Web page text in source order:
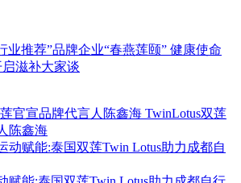
业推荐”品牌企业“春燕莲颐” 健康使命
滋补大家谈
TwinLotus双莲
陈鑫海